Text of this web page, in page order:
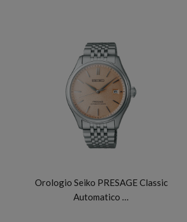
Orologio Seiko PRESAGE Classic
Automatico …